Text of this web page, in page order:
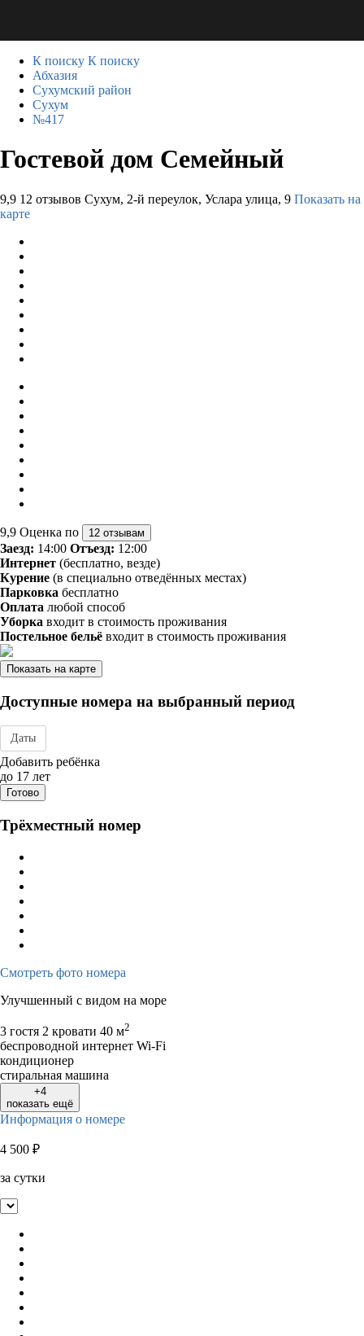
К поиску К поиску
Абхазия
Сухумский район
Сухум
№417
Гостевой дом Семейный
9,9 12 отзывов Сухум, 2-й переулок, Услара улица, 9 Показать на
карте
9,9 Оценка по 12 отзывам
Заезд: 14:00 Отъезд: 12:00
Интернет (бесплатно, везде)
Курение (в специально отведённых местах)
Парковка бесплатно
Оплата любой способ
Уборка входит в стоимость проживания
Постельное бельё входит в стоимость проживания
Показать на карте
Доступные номера на выбранный период
Даты
Дата заезда - отъезда
Добавить ребёнка
до 17 лет
Готово
Трёхместный номер
Смотреть фото номера
Улучшенный с видом на море
3 гостя 2 кровати 40 м2
беспроводной интернет Wi-Fi
кондиционер
стиральная машина
+4
показать ещё
Информация о номере
4 500 ₽
за сутки